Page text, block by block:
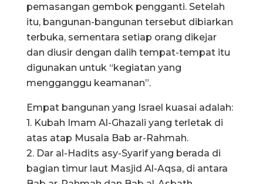
pemasangan gembok pengganti. Setelah
itu, bangunan-bangunan tersebut dibiarkan
terbuka, sementara setiap orang dikejar
dan diusir dengan dalih tempat-tempat itu
digunakan untuk “kegiatan yang
mengganggu keamanan”.
Empat bangunan yang Israel kuasai adalah:
1. Kubah Imam Al-Ghazali yang terletak di
atas atap Musala Bab ar-Rahmah.
2. Dar al-Hadits asy-Syarif yang berada di
bagian timur laut Masjid Al-Aqsa, di antara